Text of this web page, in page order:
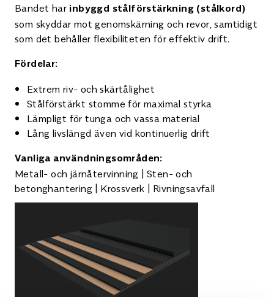
Bandet har inbyggd stålförstärkning (stålkord)
som skyddar mot genomskärning och revor, samtidigt
som det behåller flexibiliteten för effektiv drift.
Fördelar:
Extrem riv- och skärtålighet
Stålförstärkt stomme för maximal styrka
Lämpligt för tunga och vassa material
Lång livslängd även vid kontinuerlig drift
Vanliga användningsområden:
Metall- och järnåtervinning | Sten- och
betonghantering | Krossverk | Rivningsavfall